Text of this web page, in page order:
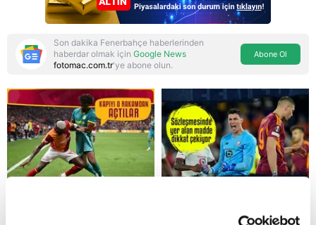
Reddet
Son dakika Fenerbahçe haberlerinden
haberdar olmak için Google News
fotomac.com.tr'ye abone olun.
Abone Ol